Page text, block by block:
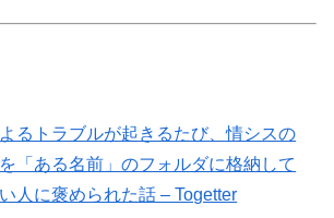
るトラブルが起きるたび、情シスの
「ある名前」のフォルダに格納して
人に褒められた話 – Togetter